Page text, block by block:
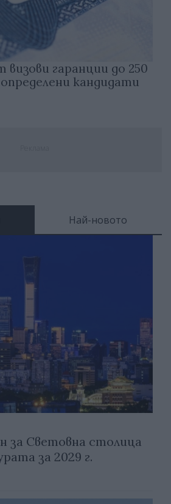
гаранции до 250
определени кандидати
Най-новото
за Световна столица
за 2029 г.